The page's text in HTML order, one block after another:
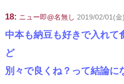
18: ニュー即@名無し 2019/02/01(
中本も納豆も好きで入れて
ど
別々で良くね？って結論に